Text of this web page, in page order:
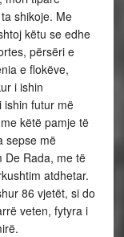
shikoje. Me
këtu se edhe
përsëri e
e flokëve,
i ishin
ishin futur më
këtë pamje të
sepse më
De Rada, me të
atdhetar.
86 vjetët, si do
veten, fytyra i